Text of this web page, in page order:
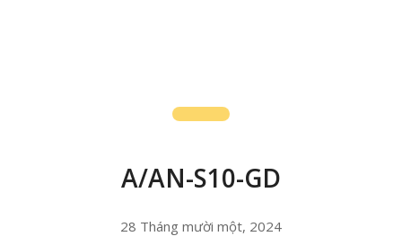
A/AN-S10-GD
28 Tháng mười một, 2024